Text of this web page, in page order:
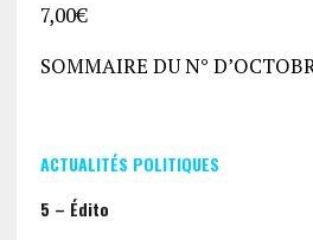
7,00€
SOMMAIRE DU N°
ACTUALITÉS POLITIQUES
5 – Édito